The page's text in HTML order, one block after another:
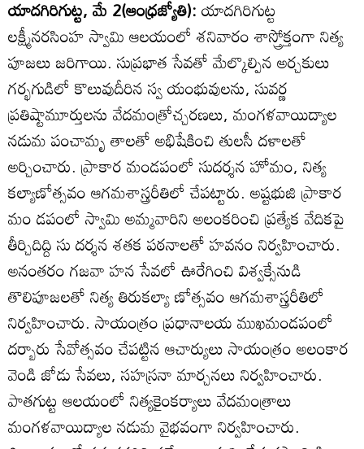
యాదగిరిగుట్ట, మే 2(ఆంధ్రజ్యోతి):యాదగిరిగుట్ట
లక్ష్మీనరసింహ స్వామి ఆలయంలో శనివారం శాస్త్రోక్తంగా నిత్య
పూజలు జరిగాయి. సుప్రభాత సేవతో మేల్కొల్పిన అర్చకులు
గర్భగుడిలో కొలువుదీరిన స్వ యంభువులను, సువర్ణ
ప్రతిష్టామూర్తులను వేదమంత్రోచ్చరణలు, మంగళవాయిద్యాల
నడుమ పంచామృ తాలతో అభిషేకించి తులసీ దళాలతో
అర్చించారు. ప్రాకార మండపంలో సుదర్శన హోమం, నిత్య
కల్యాణోత్సవం ఆగమశాస్త్రరీతిలో చేపట్టారు. అష్టభుజి ప్రాకార
మం డపంలో స్వామి అమ్మవారిని అలంకరించి ప్రత్యేక వేదికపై
తీర్చిదిద్ది సు దర్శన శతక పఠనాలతో హవనం నిర్వహించారు.
అనంతరం గజవా హన సేవలో ఊరేగించి విశ్వక్సేనుడి
తొలిపూజలతో నిత్య తిరుకల్యా ణోత్సవం ఆగమశాస్త్రరీతిలో
నిర్వహించారు. సాయంత్రం ప్రధానాలయ ముఖమండపంలో
దర్బారు సేవోత్సవం చేపట్టిన ఆచార్యులు సాయంత్రం అలంకార
వెండి జోడు సేవలు, సహస్రనా మార్చనలు నిర్వహించారు.
పాతగుట్ట ఆలయంలో నిత్యకైంకర్యాలు వేదమంత్రాలు
మంగళవాయిద్యాల నడుమ వైభవంగా నిర్వహించారు.